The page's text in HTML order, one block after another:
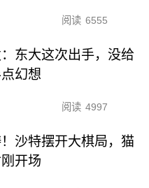
阅读 6555
东大这次出手，没给
幻想
阅读 4997
沙特摆开大棋局，猫
开场